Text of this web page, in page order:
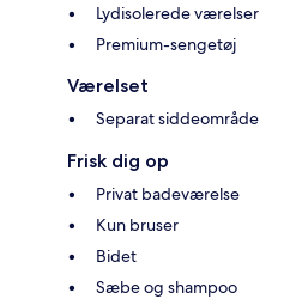
Lydisolerede værelser
Premium-sengetøj
Værelset
Separat siddeområde
Frisk dig op
Privat badeværelse
Kun bruser
Bidet
Sæbe og shampoo